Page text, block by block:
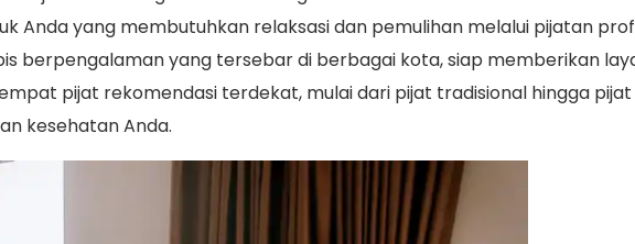
Anda yang membutuhkan relaksasi dan pemulihan melalui pijatan
berpengalaman yang tersebar di berbagai kota, siap memberikan
pijat rekomendasi terdekat, mulai dari pijat tradisional hingga
kesehatan Anda.